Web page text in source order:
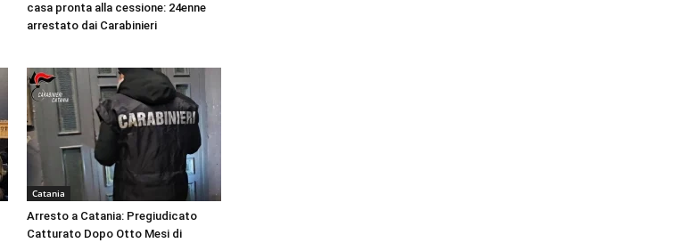
casa pronta alla cessione: 24enne
arrestato dai Carabinieri
Catania
Arresto a Catania: Pregiudicato
Catturato Dopo Otto Mesi di